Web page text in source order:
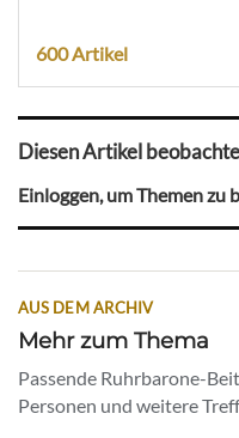
600 Artikel
Diesen Artikel
Einloggen, um Themen zu
AUS DEM ARCHIV
Mehr zum Thema
Passende Ruhrbarone-
Personen und weitere